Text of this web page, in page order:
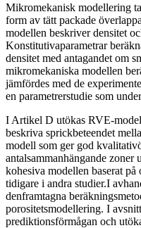
Mikromekanisk modellering
form av tätt packade
modellen beskriver densitet
Konstitutivaparametrar
densitet med antagandet om
mikromekaniska modellen
jämfördes med de
en parametrerstudie som
I Artikel D utökas RVE-
beskriva sprickbeteendet
modell som ger god
antalsammanhängande
kohesiva modellen baserat
tidigare i andra studier.I
denframtagna
porositetsmodellering. I
prediktionsförmågan och